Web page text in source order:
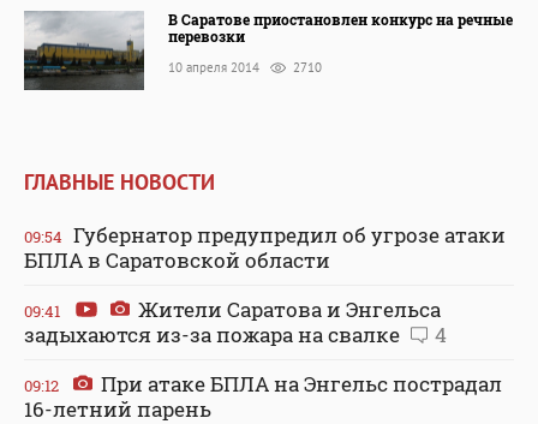
В Саратове приостановлен конкурс на речные
перевозки
10 апреля 2014 2710
ГЛАВНЫЕ НОВОСТИ
09:54 Губернатор предупредил об угрозе атаки
БПЛА в Саратовской области
09:41
Жители Саратова и Энгельса
задыхаются из-за пожара на свалке
4
09:12
При атаке БПЛА на Энгельс пострадал
16-летний парень